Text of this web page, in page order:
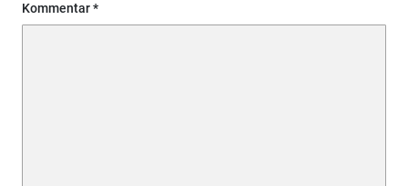
Kommentar